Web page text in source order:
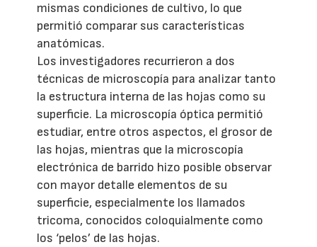
mismas condiciones de cultivo, lo que
permitió comparar sus características
anatómicas.
Los investigadores recurrieron a dos
técnicas de microscopía para analizar tanto
la estructura interna de las hojas como su
superficie. La microscopía óptica permitió
estudiar, entre otros aspectos, el grosor de
las hojas, mientras que la microscopía
electrónica de barrido hizo posible observar
con mayor detalle elementos de su
superficie, especialmente los llamados
tricoma, conocidos coloquialmente como
los ‘pelos’ de las hojas.